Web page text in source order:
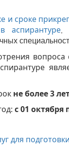
и сроке
аспирантуре,
не более 3
с 01 октября
для